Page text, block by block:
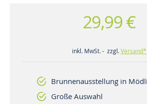
29,99 €
inkl. MwSt. - zzgl.Versand*
Brunnenausstellung in
Große Auswahl